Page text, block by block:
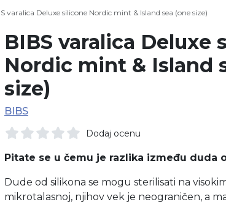
varalica Deluxe silicone Nordic mint & Island sea (one size)
BIBS varalica Deluxe
Nordic mint & Island
size)
BIBS
Dodaj ocenu
Pitate se u čemu je razlika između duda
Dude od silikona se mogu sterilisati na
mikrotalasnoj, njihov vek je neograničen, a